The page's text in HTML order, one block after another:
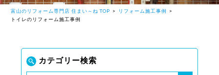
富山のリフォーム専門店 住まい～ね TOP
リフォーム施工事例
トイレのリフォーム施工事例
カテゴリー検索